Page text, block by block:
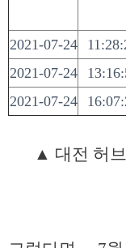
2021-07-24
2021-07-24
2021-07-24
▲ 대전 허